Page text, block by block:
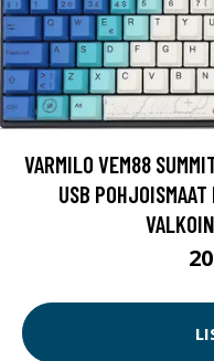
VARMILO VEM88
USB